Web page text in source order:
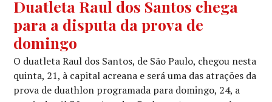
Duatleta Raul dos Santos chega
para a disputa da prova de
domingo
O duatleta Raul dos Santos, de São Paulo, chegou nesta
quinta, 21, à capital acreana e será uma das atrações da
prova de duathlon programada para domingo, 24, a